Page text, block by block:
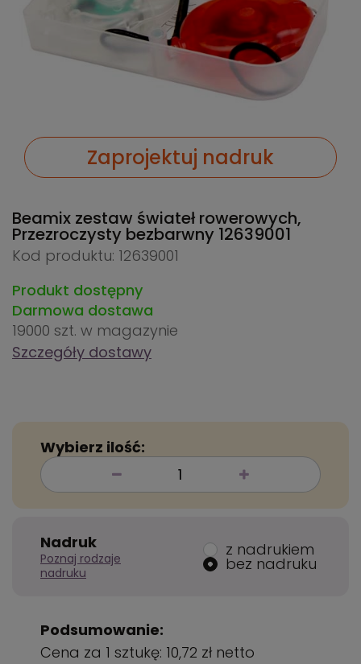
Zaprojektuj nadruk
Beamix zestaw świateł rowerowych,
Przezroczysty bezbarwny 12639001
Kod produktu: 12639001
Produkt dostępny
Darmowa dostawa
19000 szt. w magazynie
Szczegóły dostawy
Wybierz ilość:
Nadruk
Poznaj rodzaje
nadruku
z nadrukiem
bez nadruku
Podsumowanie:
Cena za 1 sztukę: 10,72 zł netto